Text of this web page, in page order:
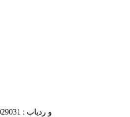
تلفن پشتیبانی GPS و ردیاب : 66029031-021